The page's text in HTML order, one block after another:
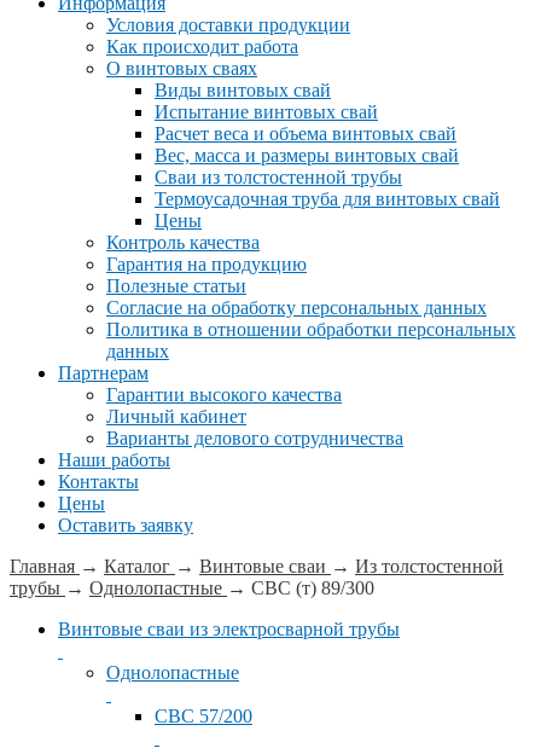
Условия доставки продукции
Как происходит работа
О винтовых сваях
Виды винтовых свай
Испытание винтовых свай
Расчет веса и объема винтовых свай
Вес, масса и размеры винтовых свай
Сваи из толстостенной трубы
Термоусадочная труба для винтовых свай
Цены
Контроль качества
Гарантия на продукцию
Полезные статьи
Согласие на обработку персональных данных
Политика в отношении обработки персональных
данных
Партнерам
Гарантии высокого качества
Личный кабинет
Варианты делового сотрудничества
Наши работы
Контакты
Цены
Оставить заявку
Главная → Каталог → Винтовые сваи → Из толстостенной
трубы → Однолопастные → СВС (т) 89/300
Винтовые сваи из электросварной трубы
Однолопастные
СВС 57/200